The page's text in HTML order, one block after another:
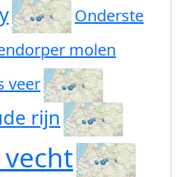
Onderste
molen
veer
rijn